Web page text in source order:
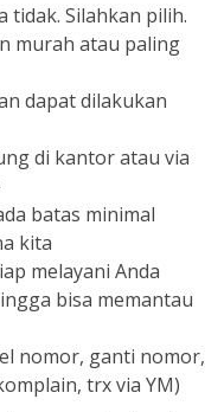
tidak. Silahkan pilih.
murah atau paling
dapat dilakukan
di kantor atau via
batas minimal
kita
melayani Anda
bisa memantau
nomor, ganti nomor,
trx via YM)